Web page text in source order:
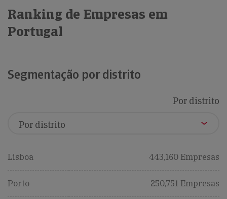
Ranking de Empresas em
Portugal
Segmentação por distrito
Por distrito
Lisboa 443,160 Empresas
Porto 250,751 Empresas